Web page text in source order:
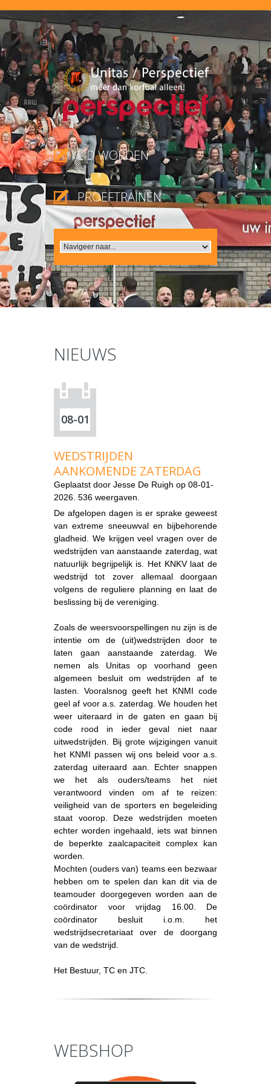
LID WORDEN
PROEFTRAINEN
NIEUWS
08-01
WEDSTRIJDEN
AANKOMENDE ZATERDAG
Geplaatst door Jesse De Ruigh op 08-01-
2026. 536 weergaven.
De afgelopen dagen is er sprake geweest
van extreme sneeuwval en bijbehorende
gladheid. We krijgen veel vragen over de
wedstrijden van aanstaande zaterdag, wat
natuurlijk begrijpelijk is. Het KNKV laat de
wedstrijd tot zover allemaal doorgaan
volgens de reguliere planning en laat de
beslissing bij de vereniging.
Zoals de weersvoorspellingen nu zijn is de
intentie om de (uit)wedstrijden door te
laten gaan aanstaande zaterdag. We
nemen als Unitas op voorhand geen
algemeen besluit om wedstrijden af te
lasten. Vooralsnog geeft het KNMI code
geel af voor a.s. zaterdag. We houden het
weer uiteraard in de gaten en gaan bij
code rood in ieder geval niet naar
uitwedstrijden. Bij grote wijzigingen vanuit
het KNMI passen wij ons beleid voor a.s.
zaterdag uiteraard aan. Echter snappen
we het als ouders/teams het niet
verantwoord vinden om af te reizen:
veiligheid van de sporters en begeleiding
staat voorop. Deze wedstrijden moeten
echter worden ingehaald, iets wat binnen
de beperkte zaalcapaciteit complex kan
worden.
Mochten (ouders van) teams een bezwaar
hebben om te spelen dan kan dit via de
teamouder doorgegeven worden aan de
coördinator voor vrijdag 16.00. De
coördinator besluit i.o.m. het
wedstrijdsecretariaat over de doorgang
van de wedstrijd.
Het Bestuur, TC en JTC.
WEBSHOP